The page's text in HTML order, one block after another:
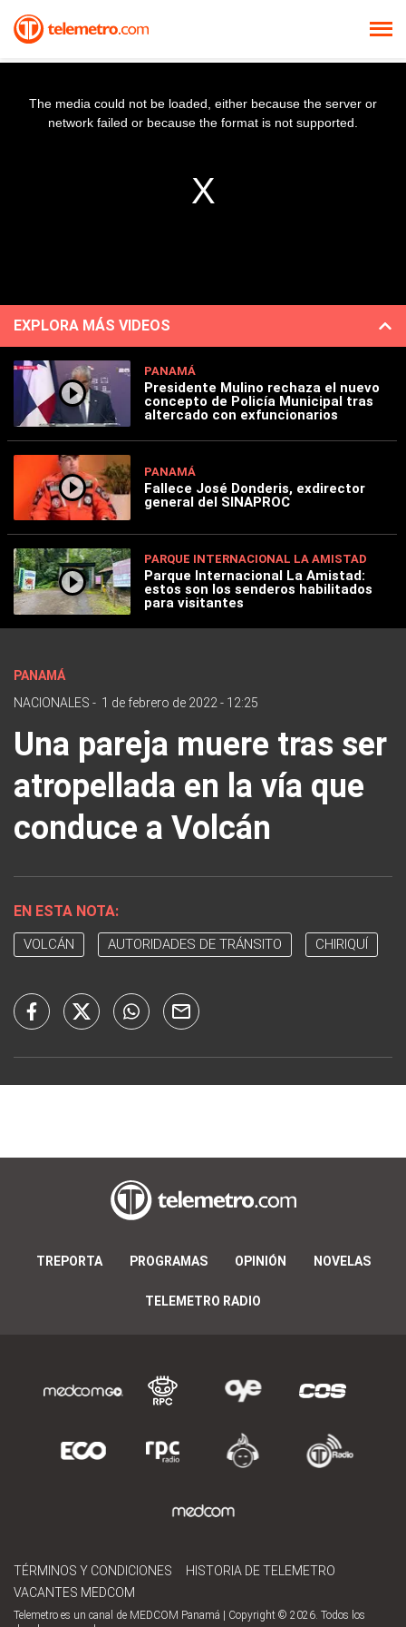
The media could not be loaded, either because the server or
network failed or because the format is not supported.
EXPLORA MÁS VIDEOS
PANAMÁ
Presidente Mulino rechaza el nuevo
concepto de Policía Municipal tras
altercado con exfuncionarios
PANAMÁ
Fallece José Donderis, exdirector
general del SINAPROC
PARQUE INTERNACIONAL LA AMISTAD
Parque Internacional La Amistad:
estos son los senderos habilitados
para visitantes
PANAMÁ
NACIONALES - 1 de febrero de 2022 - 12:25
Una pareja muere tras ser
atropellada en la vía que
conduce a Volcán
EN ESTA NOTA:
VOLCÁN AUTORIDADES DE TRÁNSITO CHIRIQUÍ
TREPORTA PROGRAMAS OPINIÓN NOVELAS
TELEMETRO RADIO
TÉRMINOS Y CONDICIONES
HISTORIA DE TELEMETRO
VACANTES MEDCOM
Telemetro es un canal de MEDCOM Panamá | Copyright © 2026. Todos los